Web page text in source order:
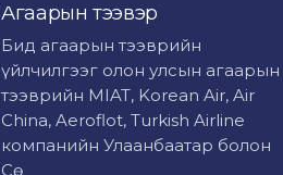
Агаарын тээвэр
Бид агаарын тээврийн
үйлчилгээг олон улсын агаарын
тээврийн MIAT, Korean Air, Air
China, Aeroflot, Turkish Airline
компанийн Улаанбаатар болон
Сө...